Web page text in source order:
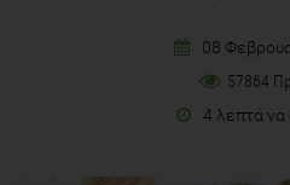
08
57864
4 λεπτά να